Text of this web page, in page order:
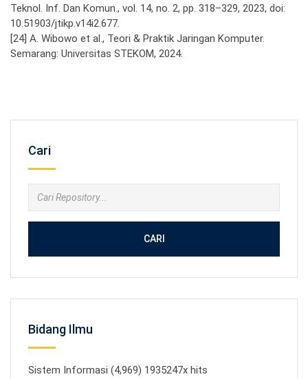
Teknol. Inf. Dan Komun., vol. 14, no. 2, pp. 318–329, 2023, doi:
10.51903/jtikp.v14i2.677.
[24] A. Wibowo et al., Teori & Praktik Jaringan Komputer.
Semarang: Universitas STEKOM, 2024.
Cari
CARI
Bidang Ilmu
Sistem Informasi (4,969) 1935247x hits